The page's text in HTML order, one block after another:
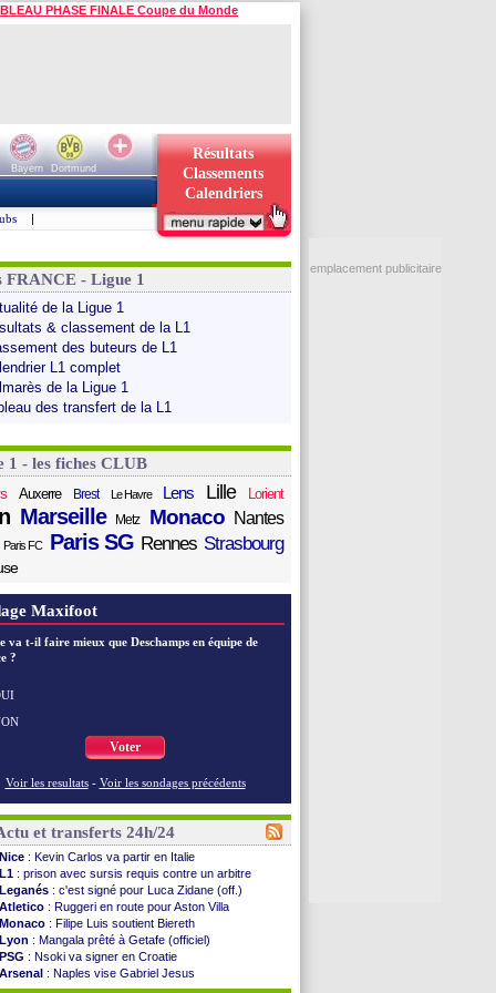
PHASE FINALE Coupe du Monde
Bayern
Dortmund
Résultats
Classements
Calendriers
|
FRANCE - Ligue 1
de la Ligue 1
& classement de la L1
des buteurs de L1
L1 complet
de la Ligue 1
des transfert de la L1
1 - les fiches CLUB
Auxerre Brest Le Havre Lens Lille Lorient
Marseille Metz Monaco Nantes
Paris FC Paris SG Rennes Strasbourg
Maxifoot
va t-il faire mieux que Deschamps en équipe de
?
Voter
Voir les resultats - Voir les sondages précédents
et transferts 24h/24
Nice : Kevin Carlos va partir en Italie
L1 : prison avec sursis requis contre un arbitre
Leganés : c'est signé pour Luca Zidane (off.)
Atletico : Ruggeri en route pour Aston Villa
Monaco : Filipe Luis soutient Biereth
Lyon : Mangala prêté à Getafe (officiel)
PSG : Nsoki va signer en Croatie
Arsenal : Naples vise Gabriel Jesus
Real: Mastantuono prêté à la Fiorentina (off.)
emplacement publicitaire